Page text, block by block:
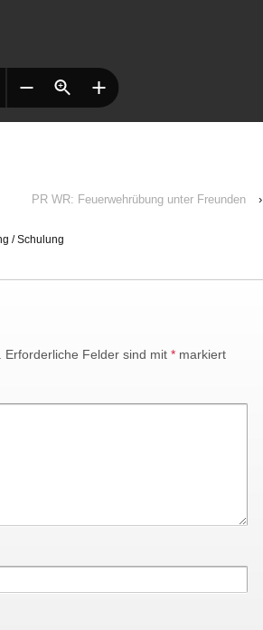
PR WR: Feuerwehrübung unter Freunden ›
/ Schulung
Erforderliche Felder sind mit * markiert